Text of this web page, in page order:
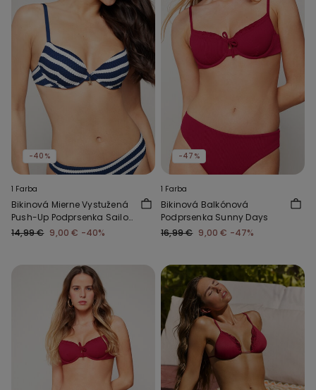
-40%
1 Farba
Bikinová Mierne Vystužená
Push-Up Podprsenka Sailor
Stripes
14,99 € 9,00 € -40%
-47%
1 Farba
Bikinová Balkónová
Podprsenka Sunny Days
16,99 € 9,00 € -47%